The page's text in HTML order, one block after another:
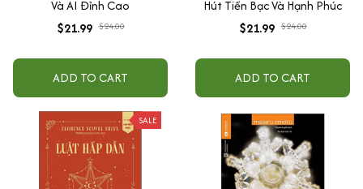
Và AI Đỉnh Cao
$21.99 $24.00
ADD TO CART
Hút Tiền Bạc Và Hạnh Phúc
$21.99 $24.00
ADD TO CART
SALE